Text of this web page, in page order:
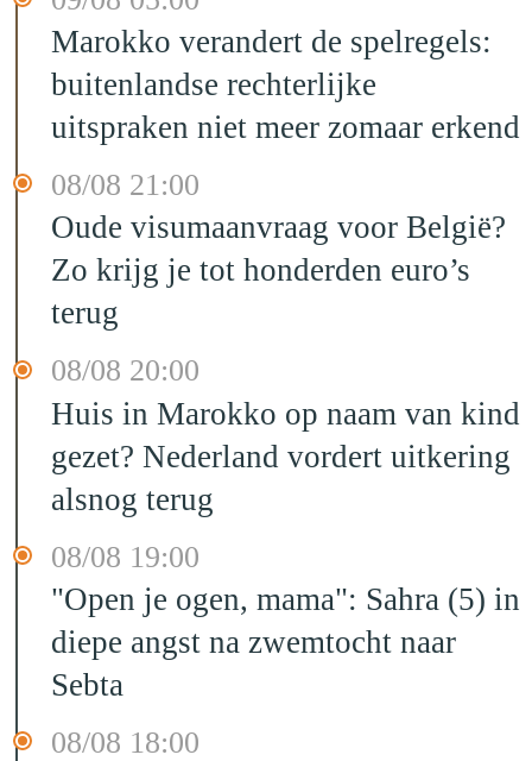
Marokko verandert de spelregels:
buitenlandse rechterlijke
uitspraken niet meer zomaar erkend
08/08 21:00
Oude visumaanvraag voor België?
Zo krijg je tot honderden euro’s
terug
08/08 20:00
Huis in Marokko op naam van kind
gezet? Nederland vordert uitkering
alsnog terug
08/08 19:00
"Open je ogen, mama": Sahra (5) in
diepe angst na zwemtocht naar
Sebta
08/08 18:00